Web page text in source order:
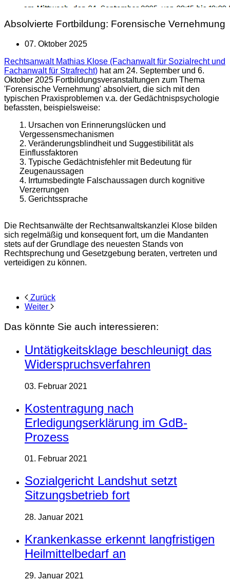
Absolvierte Fortbildung: Forensische Vernehmung
07. Oktober 2025
Rechtsanwalt Mathias Klose (Fachanwalt für Sozialrecht und
Fachanwalt für Strafrecht) hat am 24. September und 6.
Oktober 2025 Fortbildungsveranstaltungen zum Thema
'Forensische Vernehmung' absolviert, die sich mit den
typischen Praxisproblemen v.a. der Gedächtnispsychologie
befassten, beispielsweise:
1. Ursachen von Erinnerungslücken und
Vergessensmechanismen
2. Veränderungsblindheit und Suggestibilität als
Einflussfaktoren
3. Typische Gedächtnisfehler mit Bedeutung für
Zeugenaussagen
4. Irrtumsbedingte Falschaussagen durch kognitive
Verzerrungen
5. Gerichtssprache
Die Rechtsanwälte der Rechtsanwaltskanzlei Klose bilden
sich regelmäßig und konsequent fort, um die Mandanten
stets auf der Grundlage des neuesten Stands von
Rechtsprechung und Gesetzgebung beraten, vertreten und
verteidigen zu können.
Zurück
Weiter
Das könnte Sie auch interessieren:
Untätigkeitsklage beschleunigt das
Widerspruchsverfahren
03. Februar 2021
Kostentragung nach
Erledigungserklärung im GdB-
Prozess
01. Februar 2021
Sozialgericht Landshut setzt
Sitzungsbetrieb fort
28. Januar 2021
Krankenkasse erkennt langfristigen
Heilmittelbedarf an
29. Januar 2021